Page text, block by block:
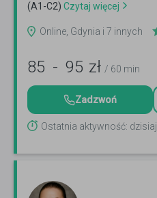
(A1-C2) Czytaj więcej
Online, Gdynia i 7 innych
85 - 95 zł / 60 min
Zadzwoń
Ostatnia aktywność: dzisiaj